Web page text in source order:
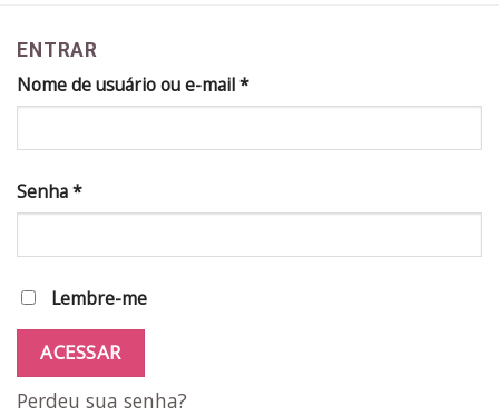
ENTRAR
Nome de usuário ou e-mail*
Senha*
Lembre-me
ACESSAR
Perdeu sua senha?